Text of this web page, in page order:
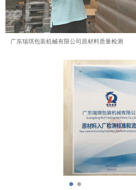
广东瑞琪包装机械有限公司原材料质量检测